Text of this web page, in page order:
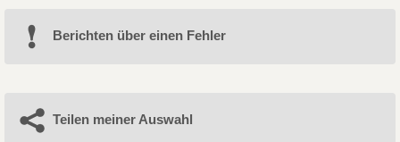
Berichten über einen Fehler
Teilen meiner Auswahl